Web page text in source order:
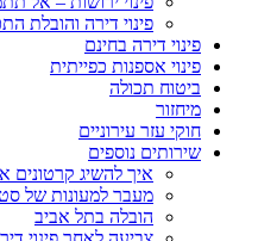
פינוי דירה והובלת
פינוי דירה בחינם
פינוי אספנות כפייתית
ביטוח תכולה
מיחזור
חוקי עזר עירוניים
שירותים נוספים
איך להשיג קרטונים
מעבר למעונות של
הובלה בתל אביב